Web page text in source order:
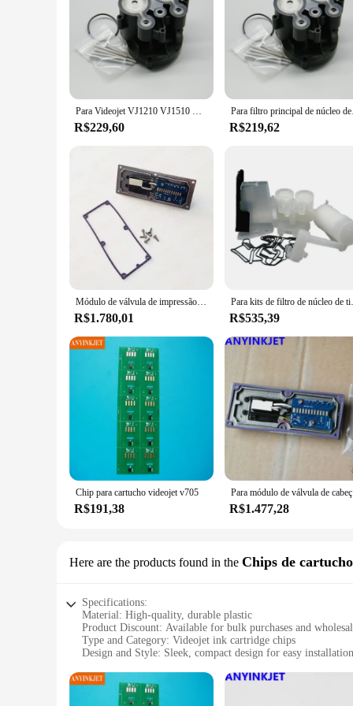
Para Videojet VJ1210 VJ1510 VJ1000 filtro principal de núcleo de tinta PG0236 cor preta
R$229,60
Para filtro
R$219,62
Módulo de válvula de impressão Deck, uso para impressora jato de tinta, 1210, 1220, 1510, 1520, 1610, 1620, 399181
R$1.780,01
Para kits de filtro
R$535,39
Chip para cartucho videojet v705
R$191,38 R$1.477,28
Here are the products found in the Chips de
Specifications:
Material: High-quality, durable plastic
Product Discount: Available for bulk purchases and
Type and Category: Videojet ink cartridge chips
Design and Style: Sleek, compact design for easy installation
Typical Adaptive Scenario: Suitable for various industries
Features: